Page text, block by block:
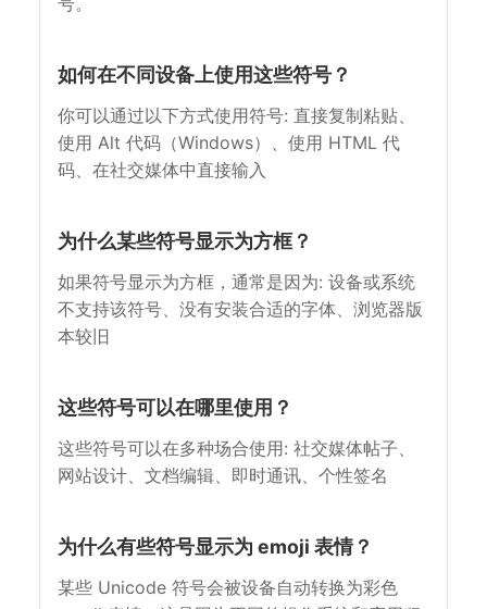
如何在不同设备上使用这些符号？
你可以通过以下方式使用符号: 直接复制粘贴、
使用 Alt 代码（Windows）、使用 HTML 代
码、在社交媒体中直接输入
为什么某些符号显示为方框？
如果符号显示为方框，通常是因为: 设备或系统
不支持该符号、没有安装合适的字体、浏览器版
本较旧
这些符号可以在哪里使用？
这些符号可以在多种场合使用: 社交媒体帖子、
网站设计、文档编辑、即时通讯、个性签名
为什么有些符号显示为 emoji 表情？
某些 Unicode 符号会被设备自动转换为彩色